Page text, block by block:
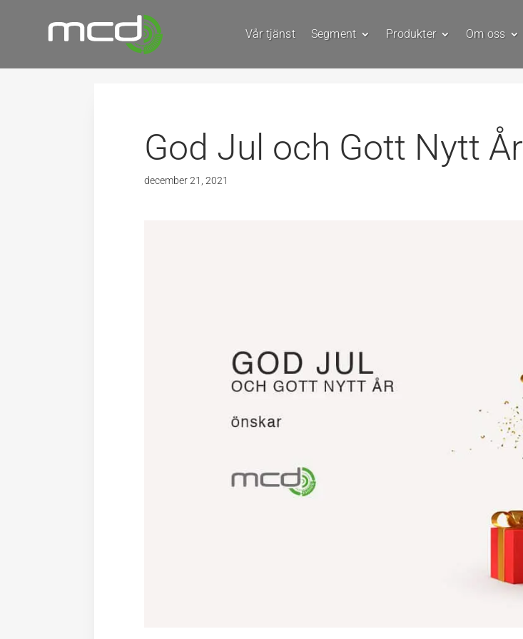
Vår tjänst Segment Produkter Om oss
God Jul och Gott Nytt År
december 21, 2021